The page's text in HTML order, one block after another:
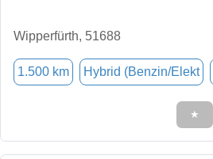
Wipperfürth, 51688
1.500 km Hybrid (Benzin/Elekt
★